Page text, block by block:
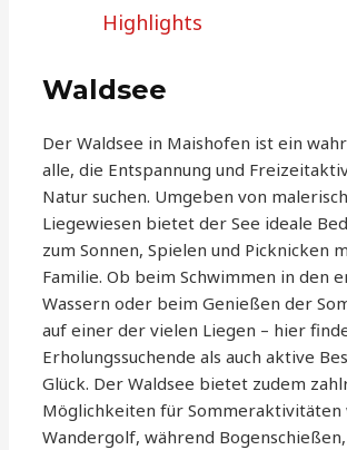
Highlights
Waldsee
Der Waldsee in Maishofen ist ein
alle, die Entspannung und
Natur suchen. Umgeben von
Liegewiesen bietet der See ideale
zum Sonnen, Spielen und Picknicken
Familie. Ob beim Schwimmen in den
Wassern oder beim Genießen der
auf einer der vielen Liegen – hier
Erholungssuchende als auch aktive
Glück. Der Waldsee bietet zudem
Möglichkeiten für Sommeraktivitäten
Wandergolf, während